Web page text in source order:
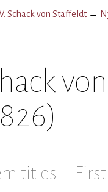
Schack von Staffeldt→
titles